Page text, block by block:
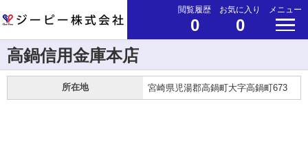
閲覧履歴
0
お気に入り
0
メニュー
高鍋信用金庫本店
所在地 宮崎県児湯郡高鍋町大字高鍋町673